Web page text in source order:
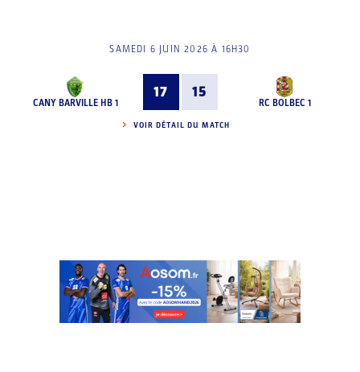
SAMEDI 6 JUIN 2026 À 16H30
CANY BARVILLE HB 1
17 15
RC BOLBEC 1
VOIR DÉTAIL DU MATCH